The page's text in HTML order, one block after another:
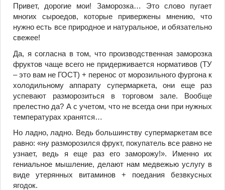
Привет, дорогие мои! Заморозка… Это слово пугает
многих сыроедов, которые привержены мнению, что
нужно есть все природное и натуральное, и обязательно
свежее!
Да, я согласна в том, что производственная заморозка
фруктов чаще всего не придерживается нормативов (ТУ
– это вам не ГОСТ) + перенос от морозильного фургона к
холодильному аппарату супермаркета, они еще раз
успевают разморозиться в торговом зале. Вообще
прелестно да? А с учетом, что не всегда они при нужных
температурах хранятся…
Но ладно, ладно. Ведь большинству супермаркетам все
равно: «ну разморозился фрукт, покупатель все равно не
узнает, ведь я еще раз его заморожу!». Именно их
гениальное мышление, делают нам медвежью услугу в
виде утерянных витаминов + поедания безвкусных
ягодок.